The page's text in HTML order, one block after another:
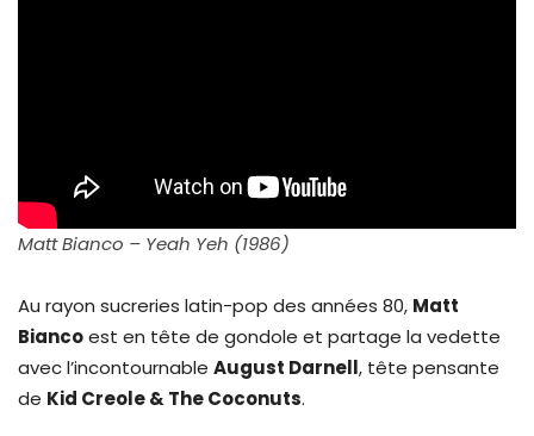
Matt Bianco – Yeah Yeh (1986)
Au rayon sucreries latin-pop des années 80, Matt
Biancoest en tête de gondole et partage la vedette
avec l’incontournable August Darnell, tête pensante
de Kid Creole & The Coconuts.